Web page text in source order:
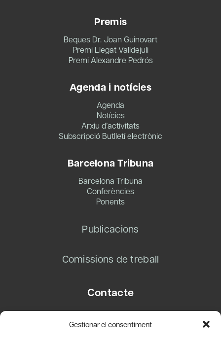
Gestionar el consentiment
Premis
Beques Dr. Joan Guinovart
Premi Llegat Valldejuli
Premi Alexandre Pedrós
Agenda i notícies
Agenda
Notícies
Arxiu d’activitats
Subscripció Butlletí electrònic
Barcelona Tribuna
Barcelona Tribuna
Conferències
Ponents
Publicacions
Comissions de treball
Contacte
08003 Barcelona